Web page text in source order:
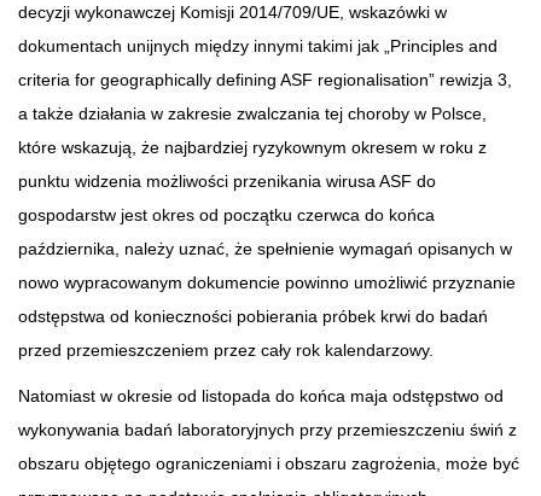
decyzji wykonawczej Komisji 2014/709/UE, wskazówki w
dokumentach unijnych między innymi takimi jak „Principles and
criteria for geographically defining ASF regionalisation” rewizja 3,
a także działania w zakresie zwalczania tej choroby w Polsce,
które wskazują, że najbardziej ryzykownym okresem w roku z
punktu widzenia możliwości przenikania wirusa ASF do
gospodarstw jest okres od początku czerwca do końca
października, należy uznać, że spełnienie wymagań opisanych w
nowo wypracowanym dokumencie powinno umożliwić przyznanie
odstępstwa od konieczności pobierania próbek krwi do badań
przed przemieszczeniem przez cały rok kalendarzowy.
Natomiast w okresie od listopada do końca maja odstępstwo od
wykonywania badań laboratoryjnych przy przemieszczeniu świń z
obszaru objętego ograniczeniami i obszaru zagrożenia, może być